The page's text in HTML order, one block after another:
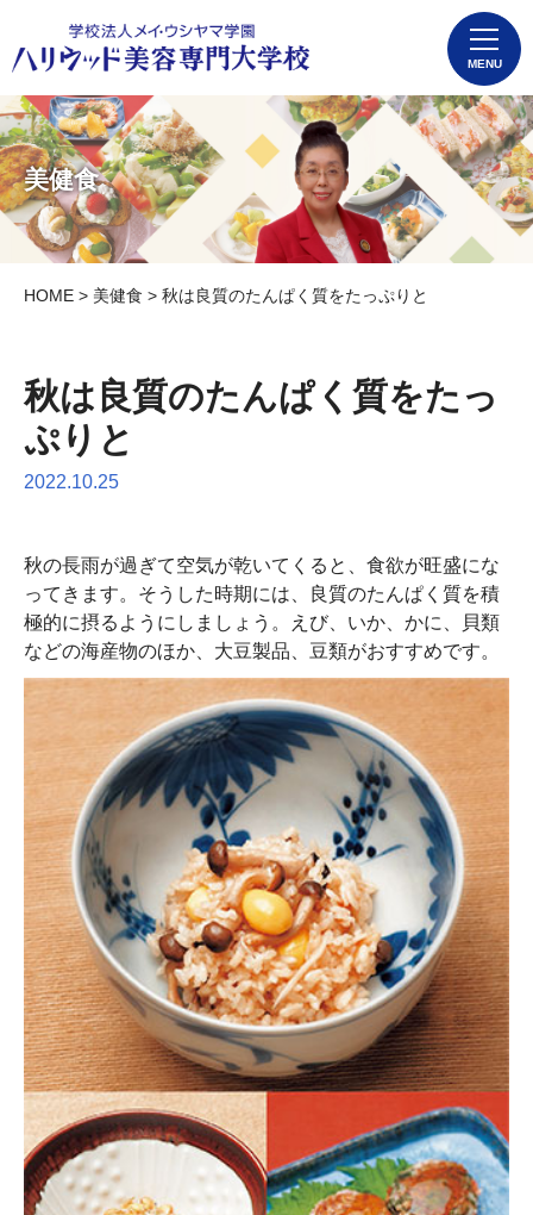
MENU
美健食
HOME > 美健食 > 秋は良質のたんぱく質をたっぷりと
秋は良質のたんぱく質をたっ
ぷりと
2022.10.25
秋の長雨が過ぎて空気が乾いてくると、食欲が旺盛にな
ってきます。そうした時期には、良質のたんぱく質を積
極的に摂るようにしましょう。えび、いか、かに、貝類
などの海産物のほか、大豆製品、豆類がおすすめです。